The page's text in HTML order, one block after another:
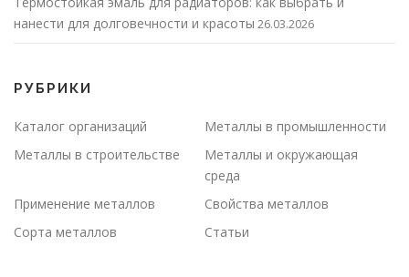
нанести для долговечности и красоты 26.03.2026
РУБРИКИ
Каталог организаций
Металлы в промышленности
Металлы в строительстве
Металлы и окружающая
среда
Применение металлов
Свойства металлов
Сорта металлов
Статьи